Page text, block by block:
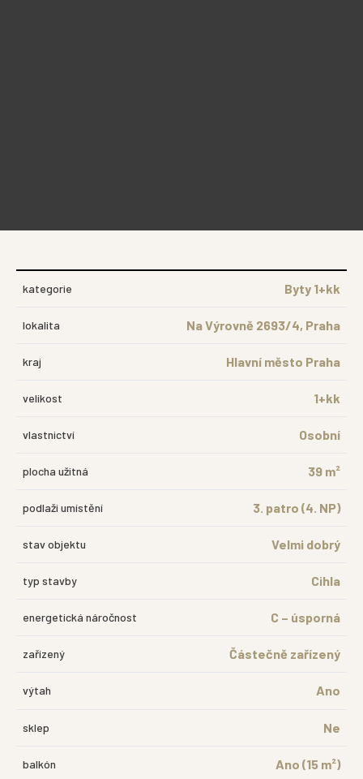
kategorie Byty 1+kk
lokalita Na Výrovně 2693/4, Praha
kraj Hlavní město Praha
velikost 1+kk
vlastnictví Osobní
plocha užitná 39 m²
podlaží umístění 3. patro (4. NP)
stav objektu Velmi dobrý
typ stavby Cihla
energetická náročnost C – úsporná
zařízený Částečně zařízený
výtah Ano
sklep Ne
balkón Ano (15 m²)